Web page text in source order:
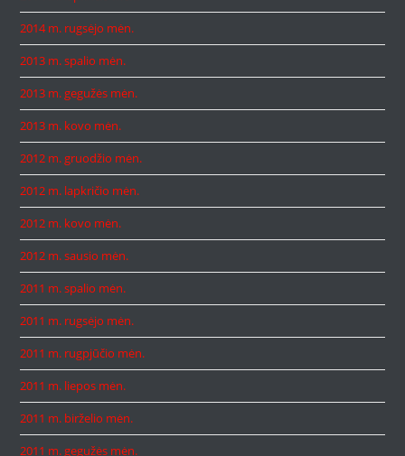
2014 m. rugsėjo mėn.
2013 m. spalio mėn.
2013 m. gegužės mėn.
2013 m. kovo mėn.
2012 m. gruodžio mėn.
2012 m. lapkričio mėn.
2012 m. kovo mėn.
2012 m. sausio mėn.
2011 m. spalio mėn.
2011 m. rugsėjo mėn.
2011 m. rugpjūčio mėn.
2011 m. liepos mėn.
2011 m. birželio mėn.
2011 m. gegužės mėn.